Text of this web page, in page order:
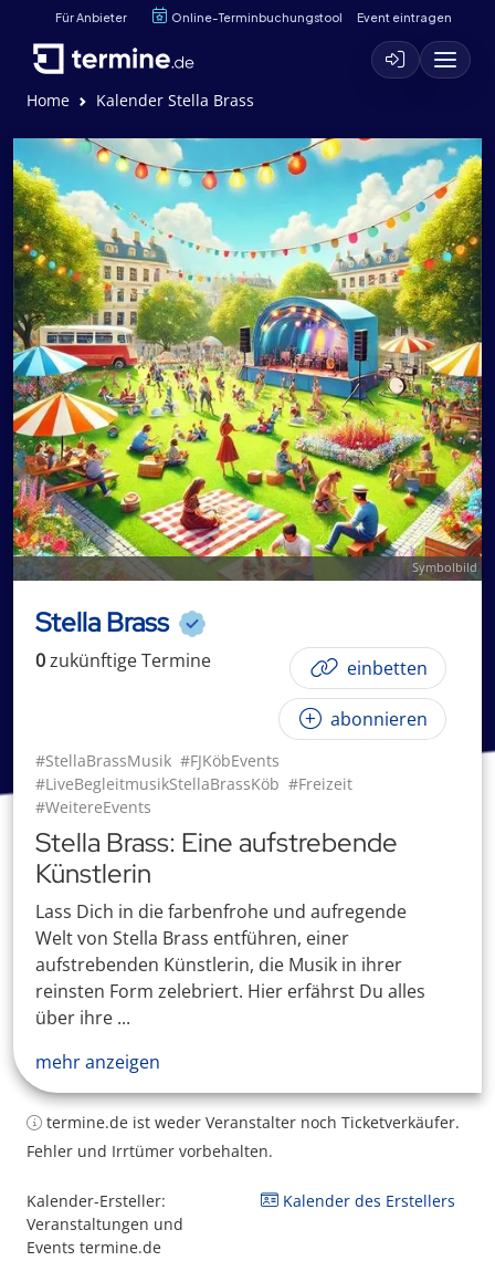
Für Anbieter Online-Terminbuchungstool Event eintragen
Home Kalender Stella Brass
Symbolbild
Stella Brass
0zukünftigeTermine einbetten
abonnieren
#StellaBrassMusik #FJKöbEvents
#LiveBegleitmusikStellaBrassKöb #Freizeit
#WeitereEvents
Stella Brass: Eine aufstrebende
Künstlerin
Lass Dich in die farbenfrohe und aufregende
Welt von Stella Brass entführen, einer
aufstrebenden Künstlerin, die Musik in ihrer
reinsten Form zelebriert. Hier erfährst Du alles
über ihre ...
mehr anzeigen
termine.de ist weder Veranstalter noch Ticketverkäufer.
Fehler und Irrtümer vorbehalten.
Kalender-Ersteller:
Veranstaltungen und
Events termine.de
Kalender des Erstellers